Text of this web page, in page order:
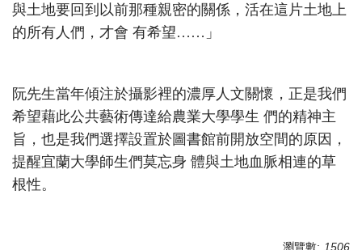
與土地要回到以前那種親密的關係，活在這片土地上
的所有人們，才會 有希望……」
阮先生當年傾注於攝影裡的濃厚人文關懷，正是我們
希望藉此公共藝術傳達給農業大學學生 們的精神主
旨，也是我們選擇設置於圖書館前開放空間的原因，
提醒宜蘭大學師生們莫忘身 體與土地血脈相連的草
根性。
瀏覽數: 1506